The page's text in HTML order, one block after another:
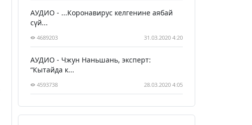
АУДИО - ...Коронавирус келгенине аябай
сүй...
4689203 31.03.2020 4:20
АУДИО - Чжун Наньшань, эксперт:
“Кытайда к...
4593738 28.03.2020 4:05